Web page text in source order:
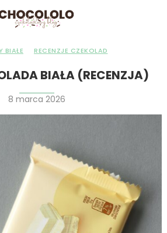
BIAŁE RECENZJE CZEKOLAD
BIAŁA (RECENZJA)
8 marca 2026